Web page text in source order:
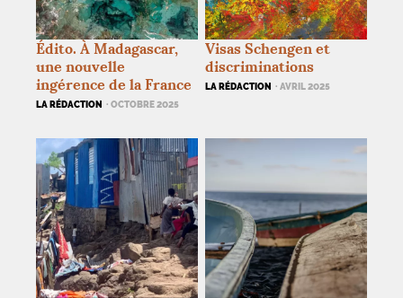
Édito. À Madagascar,
une nouvelle
ingérence de la France
LA RÉDACTION · OCTOBRE 2025
Visas Schengen et
discriminations
LA RÉDACTION · AVRIL 2025